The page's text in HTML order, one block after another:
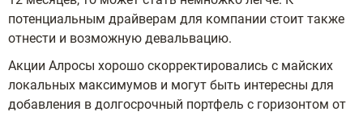
потенциальным драйверам для компании стоит также
отнести и возможную девальвацию.
Акции Алросы хорошо скорректировались с майских
локальных максимумов и могут быть интересны для
добавления в долгосрочный портфель с горизонтом от